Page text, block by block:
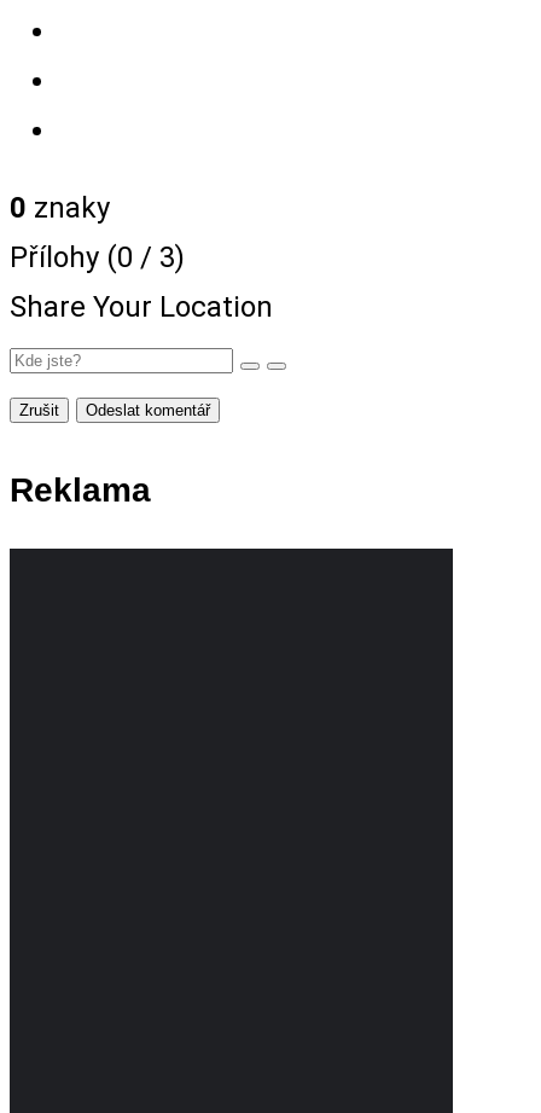
0 znaky
Přílohy (0 / 3)
Share Your Location
Zrušit Odeslat komentář
Reklama